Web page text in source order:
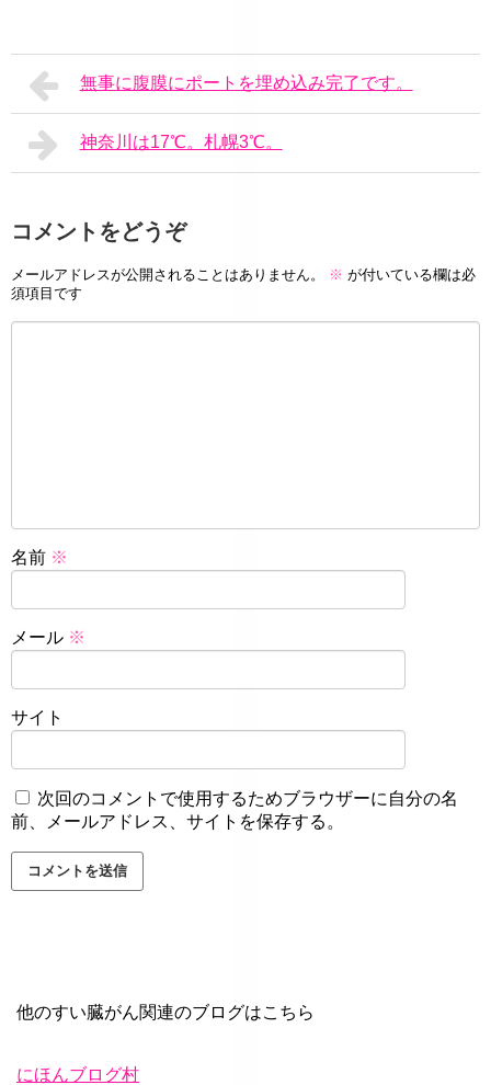
無事に腹膜にポートを埋め込み完了です。
神奈川は17℃。札幌3℃。
コメントをどうぞ
メールアドレスが公開されることはありません。 ※ が付いている欄は必
須項目です
名前 ※
メール ※
サイト
次回のコメントで使用するためブラウザーに自分の名
前、メールアドレス、サイトを保存する。
他のすい臓がん関連のブログはこちら
にほんブログ村